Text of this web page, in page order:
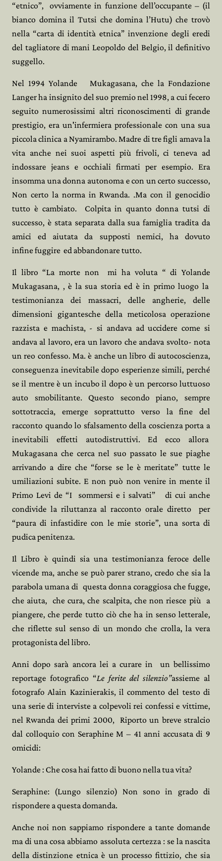
“etnico”, ovviamente in funzione dell’occupante – (il
bianco domina il Tutsi che domina l’Hutu) che trovò
nella “carta di identità etnica” invenzione degli eredi
del tagliatore di mani Leopoldo del Belgio, il definitivo
suggello.
Nel 1994 Yolande
Mukagasana, che la Fondazione
Langer ha insignito del suo premio nel 1998, a cui fecero
seguito numerosissimi altri riconoscimenti di grande
prestigio, era un'infermiera professionale con una sua
piccola clinica a Nyamirambo. Madre di tre figli amava la
vita anche nei suoi aspetti più frivoli, ci teneva ad
indossare jeans e occhiali firmati per esempio. Era
insomma una donna autonoma e con un certo successo,
Non certo la norma in Rwanda. .Ma con il genocidio
tutto è cambiato.
Colpita in quanto donna tutsi di
successo, è stata separata dalla sua famiglia tradita da
amici ed aiutata da supposti nemici, ha dovuto
infinefuggire ed abbandonare tutto.
Il libro “La morte non
mi ha voluta “ di Yolande
Mukagasana, , è la sua storia ed è in primo luogo la
testimonianza dei massacri, delle angherie, delle
dimensioni gigantesche della meticolosa operazione
razzista e machista, - si andava ad uccidere come si
andava al lavoro, era un lavoro che andava svolto- nota
un reo confesso. Ma. è anche un libro di autocoscienza,
conseguenza inevitabile dopo esperienze simili, perché
se il mentre è un incubo il dopo è un percorso luttuoso
auto smobilitante. Questo secondo piano, sempre
sottotraccia, emerge soprattutto verso la fine del
racconto quando lo sfalsamento della coscienza porta a
inevitabili effetti autodistruttivi. Ed ecco allora
Mukagasana che cerca nel suo passato le sue piaghe
arrivando a dire che “forse se le è meritate” tutte le
umiliazioni subite. E non può non venire in mente il
Primo Levi de “I
sommersi e i salvati”
di cui anche
condivide la riluttanza al racconto orale diretto
per
“paura di infastidire con le mie storie”, una sorta di
pudica penitenza.
Il Libro è quindi sia una testimonianza feroce delle
vicende ma, anche se può parer strano, credo che sia la
parabola umana di questa donna coraggiosa che fugge,
che aiuta, che cura, che scalpita, che non riesce più a
piangere, che perde tutto ciò che ha in senso letterale,
che riflette sul senso di un mondo che crolla, la vera
protagonista del libro.
Anni dopo sarà ancora lei a curare in
un bellissimo
reportage fotografico “Le ferite del silenzio”assieme al
fotografo Alain Kazinierakis, il commento del testo di
una serie di interviste a colpevoli rei confessi e vittime,
nel Rwanda dei primi 2000,
Riporto un breve stralcio
dal colloquio con Seraphine M – 41 anni accusata di 9
omicidi:
Yolande : Che cosa hai fatto di buono nella tua vita?
Seraphine: (Lungo silenzio) Non sono in grado di
rispondere a questa domanda.
Anche noi non sappiamo rispondere a tante domande
ma di una cosa abbiamo assoluta certezza : se la nascita
della distinzione etnica è un processo fittizio, che sia